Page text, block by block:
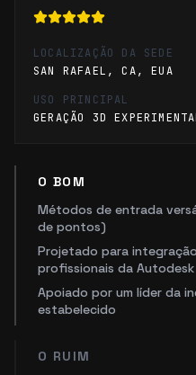
LOCALIZAÇÃO DA SEDE
SAN RAFAEL, CA, EUA
USO PRINCIPAL
GERAÇÃO 3D
O BOM
Métodos de entrada
de pontos)
Projetado para
profissionais da Autodesk
Apoiado por um líder da
estabelecido
O RUIM